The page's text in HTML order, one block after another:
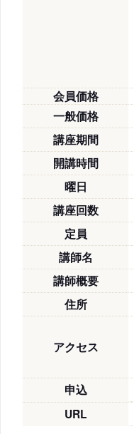
会員価格
一般価格
講座期間
開講時間
曜日
講座回数
定員
講師名
講師概要
住所
アクセス
申込
URL